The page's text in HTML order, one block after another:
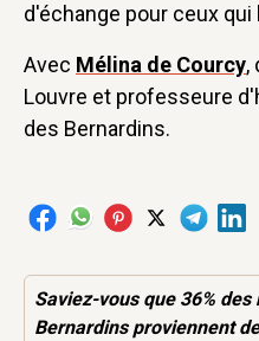
d'échange pour ceux qui
Avec Mélina de Courcy,
Louvre et professeure
des Bernardins.
Saviez-vous que 36% des
Bernardins proviennent